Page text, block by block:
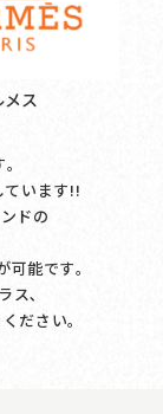
メス
ています!!
ドの
可能です｡
ス､
ださい｡